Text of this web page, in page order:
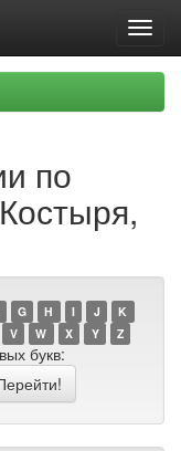
по
G H I J
K
V W X Y Z
букв: